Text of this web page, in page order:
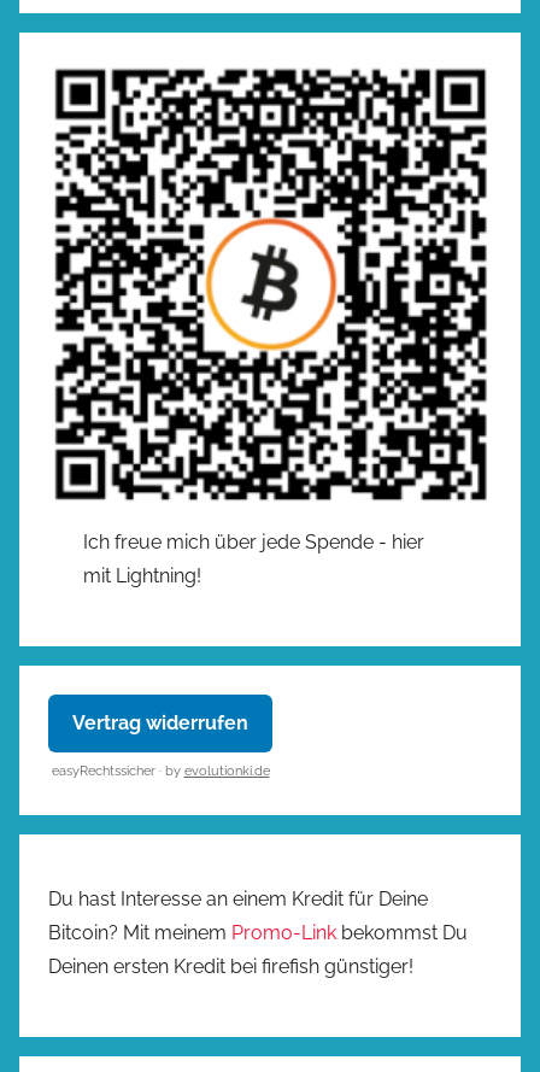
Ich freue mich über jede Spende - hier
mit Lightning!
Vertrag widerrufen
easyRechtssicher · by evolutionki.de
Du hast Interesse an einem Kredit für Deine
Bitcoin? Mit meinem Promo-Link bekommst Du
Deinen ersten Kredit bei firefish günstiger!